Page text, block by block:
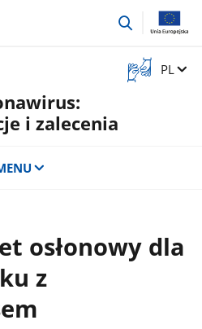
przejdź
Otwórz
okno
Zmień
PL
i zalecenia
osłonowy dla
z